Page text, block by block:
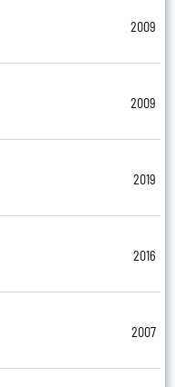
2009
2009
2019
2016
2007